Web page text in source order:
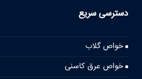
دسترسی سریع
خواص گلاب
خواص عرق کاسنی